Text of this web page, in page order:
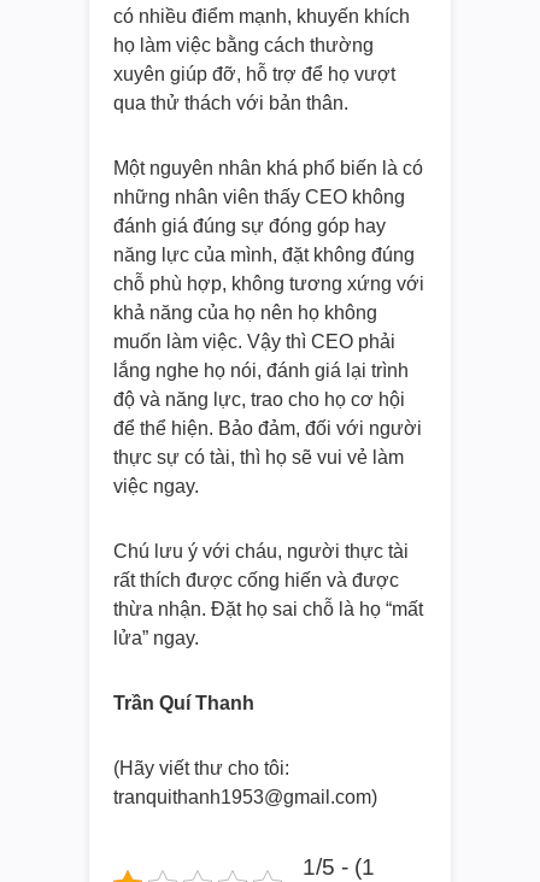
có nhiều điểm mạnh, khuyến khích
họ làm việc bằng cách thường
xuyên giúp đỡ, hỗ trợ để họ vượt
qua thử thách với bản thân.
Một nguyên nhân khá phổ biến là có
những nhân viên thấy CEO không
đánh giá đúng sự đóng góp hay
năng lực của mình, đặt không đúng
chỗ phù hợp, không tương xứng với
khả năng của họ nên họ không
muốn làm việc. Vậy thì CEO phải
lắng nghe họ nói, đánh giá lại trình
độ và năng lực, trao cho họ cơ hội
để thể hiện. Bảo đảm, đối với người
thực sự có tài, thì họ sẽ vui vẻ làm
việc ngay.
Chú lưu ý với cháu, người thực tài
rất thích được cống hiến và được
thừa nhận. Đặt họ sai chỗ là họ “mất
lửa” ngay.
Trần Quí Thanh
(Hãy viết thư cho tôi:
tranquithanh1953@gmail.com)
1/5 - (1